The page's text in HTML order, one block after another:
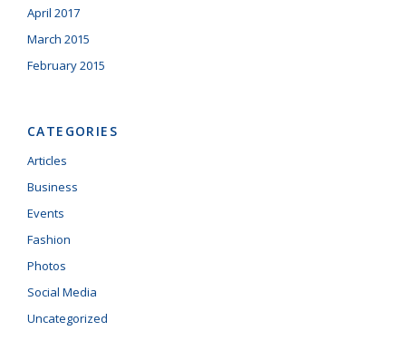
April 2017
March 2015
February 2015
CATEGORIES
Articles
Business
Events
Fashion
Photos
Social Media
Uncategorized